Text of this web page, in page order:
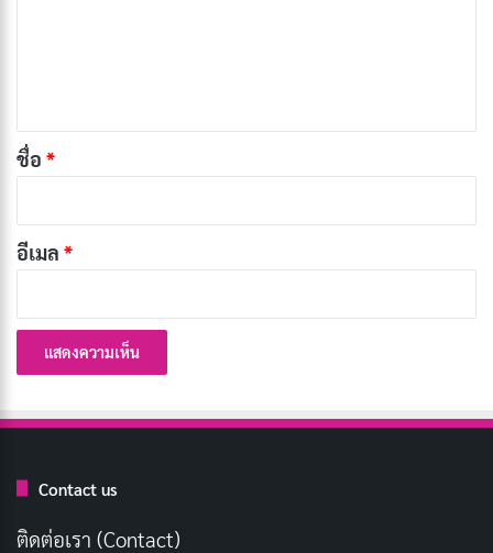
ประเพณีนี้ยังสะท้อนถึงค่านิยมของสังคมไทยที่ให้ความ
การไหว้ครูจึงไม่ใช่แค่พิธีกรรม แต่เป็นการรำลึกถึงบทบาท
ของครูในการพัฒนาสังคมและสร้างอนาคตของชาติ การ
ทรงคุณค่า
*
ชื่อ *
อีเมล *
Contact us
ติดต่อเรา (Contact)